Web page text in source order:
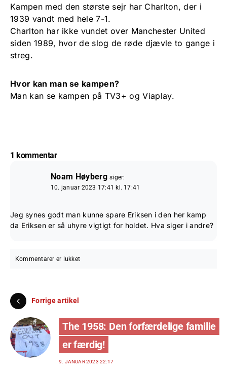
Kampen med den største sejr har Charlton, der i
1939 vandt med hele 7-1.
Charlton har ikke vundet over Manchester United
siden 1989, hvor de slog de røde djævle to gange i
streg.
Hvor kan man se kampen?
Man kan se kampen på TV3+ og Viaplay.
1 kommentar
Noam Høyberg siger:
10. januar 2023 17:41 kl. 17:41
Jeg synes godt man kunne spare Eriksen i den her kamp
da Eriksen er så uhyre vigtigt for holdet. Hva siger i andre?
Kommentarer er lukket
Forrige artikel
The 1958: Den forfærdelige familie
er færdig!
9. JANUAR 2023 22:17